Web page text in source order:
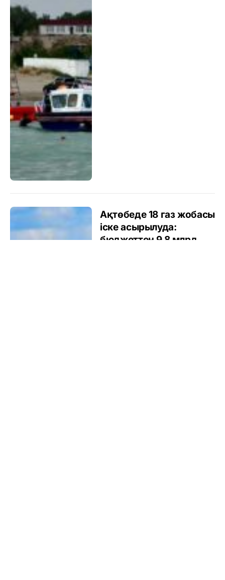
Ақтөбеде 18 газ жобасы
іске асырылуда:
бюджеттен 9,8 млрд